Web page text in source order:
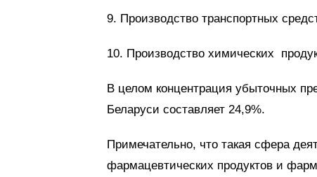
9. Производство транспортных
10. Производство химических
В целом концентрация убыточных
Беларуси составляет 24,9%.
Примечательно, что такая сфера
фармацевтических продуктов и